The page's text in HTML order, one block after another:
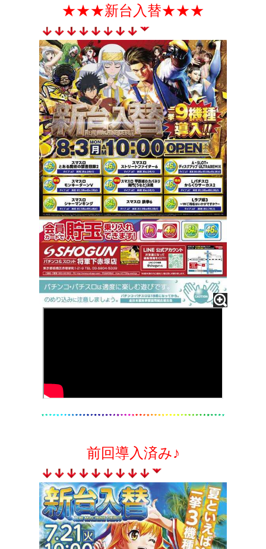
★★★新台入替★★★
前回導入済み♪